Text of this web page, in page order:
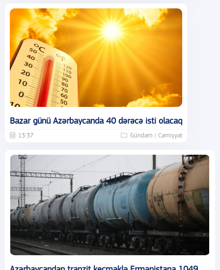
Bazar günü Azərbaycanda 40 dərəcə isti olacaq
13:37 Gündəm / Cəmiyyət